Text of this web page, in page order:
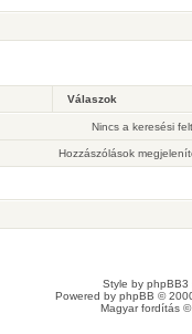
Válaszok
Nincs a keresési
Hozzászólások
Style by phpBB3
Powered by phpBB ©
Magyar fordítás ©